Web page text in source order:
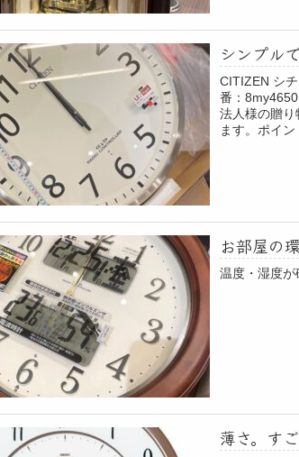
シンプル
CITIZEN シ
番：
法人様の贈
ます。ポイ
お部屋の
温度・湿度
薄さ。すご